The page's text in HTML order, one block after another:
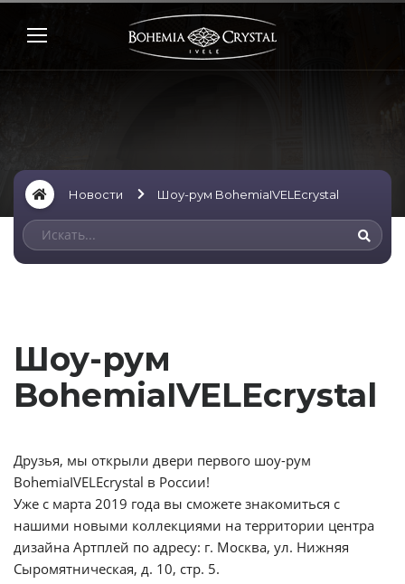
Новости Шоу-рум BohemiaIVELEcrystal
Шоу-рум
BohemiaIVELEcrystal
Друзья, мы открыли двери первого шоу-рум
BohemiaIVELEcrystal в России!
Уже с марта 2019 года вы сможете знакомиться с
нашими новыми коллекциями на территории центра
дизайна Артплей по адресу: г. Москва, ул. Нижняя
Сыромятническая, д. 10, стр. 5.